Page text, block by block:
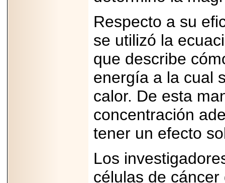
Respecto a su
se utilizó la
que describe
energía a la cual
calor. De esta
concentración
tener un efecto
Los
células de